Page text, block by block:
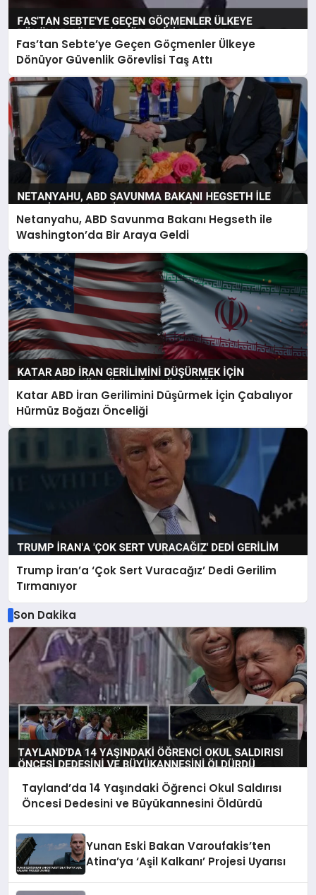
Fas’tan Sebte’ye Geçen Göçmenler Ülkeye
Dönüyor Güvenlik Görevlisi Taş Attı
Netanyahu, ABD Savunma Bakanı Hegseth ile
Washington’da Bir Araya Geldi
Katar ABD İran Gerilimini Düşürmek İçin Çabalıyor
Hürmüz Boğazı Önceliği
Trump İran’a ‘Çok Sert Vuracağız’ Dedi Gerilim
Tırmanıyor
Son Dakika
Tayland’da 14 Yaşındaki Öğrenci Okul Saldırısı
Öncesi Dedesini ve Büyükannesini Öldürdü
Yunan Eski Bakan Varoufakis’ten
Atina’ya ‘Aşil Kalkanı’ Projesi Uyarısı